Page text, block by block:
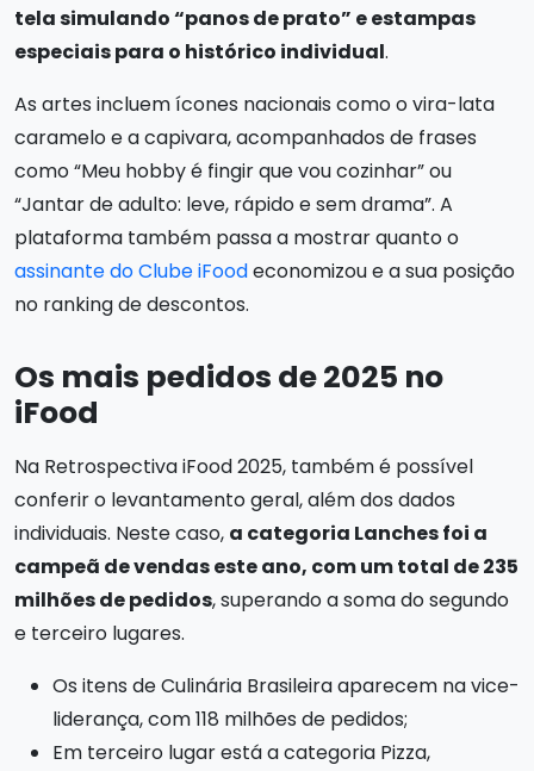
tela simulando “panos de prato” e estampas
especiais para o histórico individual.
As artes incluem ícones nacionais como o vira-lata
caramelo e a capivara, acompanhados de frases
como “Meu hobby é fingir que vou cozinhar” ou
“Jantar de adulto: leve, rápido e sem drama”. A
plataforma também passa a mostrar quanto o
assinante do Clube iFoodeconomizou e a sua posição
no ranking de descontos.
Os mais pedidos de 2025 no
iFood
Na Retrospectiva iFood 2025, também é possível
conferir o levantamento geral, além dos dados
individuais. Neste caso, a categoria Lanches foi a
campeã de vendas este ano, com um total de 235
milhões de pedidos, superando a soma do segundo
e terceiro lugares.
Os itens de Culinária Brasileira aparecem na vice-
liderança, com 118 milhões de pedidos;
Em terceiro lugar está a categoria Pizza,